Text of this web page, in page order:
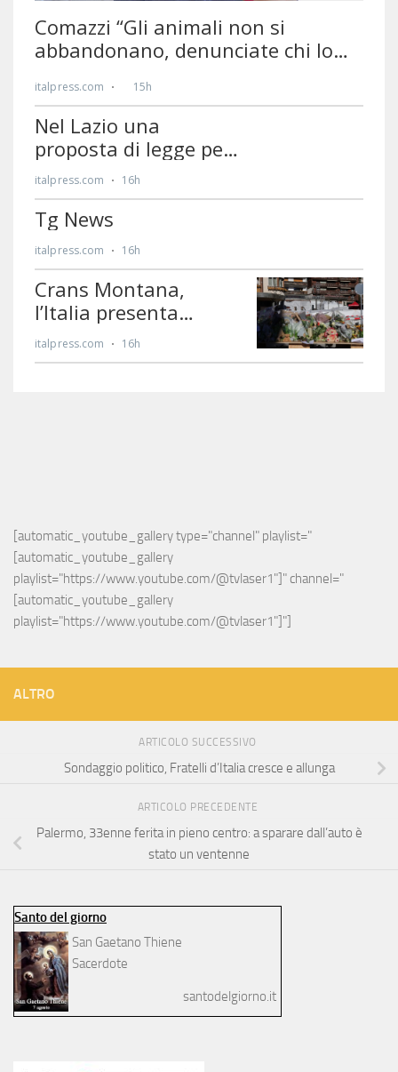
[automatic_youtube_gallery type="channel" playlist="
[automatic_youtube_gallery
playlist="https://www.youtube.com/@tvlaser1"]" channel="
[automatic_youtube_gallery
playlist="https://www.youtube.com/@tvlaser1"]"]
ALTRO
ARTICOLO SUCCESSIVO
Sondaggio politico, Fratelli d’Italia cresce e allunga
ARTICOLO PRECEDENTE
Palermo, 33enne ferita in pieno centro: a sparare dall’auto è
stato un ventenne
Santo del giorno
San Gaetano Thiene
Sacerdote
santodelgiorno.it